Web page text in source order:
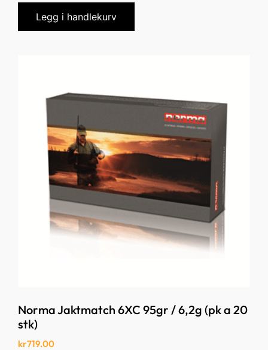
Legg i handlekurv
Norma Jaktmatch 6XC 95gr / 6,2g (pk a 20
stk)
kr719.00